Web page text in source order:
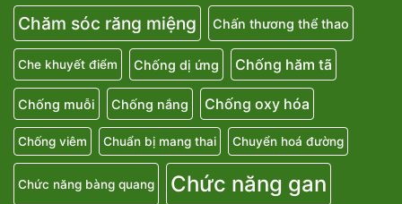
Chăm sóc răng miệng Chấn thương thể thao
Che khuyết điểm Chống dị ứng Chống hăm tã
Chống muỗi Chống nắng Chống oxy hóa
Chống viêm Chuẩn bị mang thai Chuyển hoá đường
Chức năng bàng quang Chức năng gan